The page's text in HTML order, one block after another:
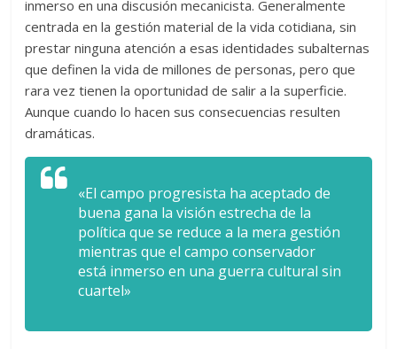
inmerso en una discusión mecanicista. Generalmente
centrada en la gestión material de la vida cotidiana, sin
prestar ninguna atención a esas identidades subalternas
que definen la vida de millones de personas, pero que
rara vez tienen la oportunidad de salir a la superficie.
Aunque cuando lo hacen sus consecuencias resulten
dramáticas.
«El campo progresista ha aceptado de
buena gana la visión estrecha de la
política que se reduce a la mera gestión
mientras que el campo conservador
está inmerso en una guerra cultural sin
cuartel»